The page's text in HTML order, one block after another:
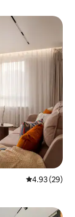
평점 4.93점(5
4.93 (29)